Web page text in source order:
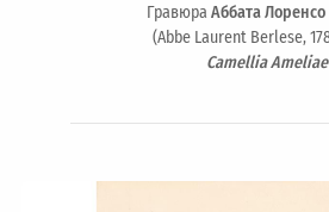
ГравюраАббата
(Abbe Laurent Berlese,
Camellia Ameliae